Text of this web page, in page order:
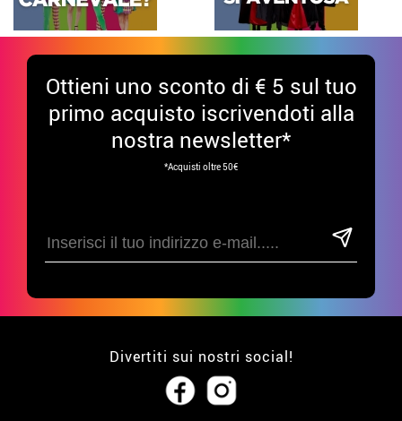
Ottieni uno sconto di € 5 sul tuo
primo acquisto iscrivendoti alla
nostra newsletter*
*Acquisti oltre 50€
Divertiti sui nostri social!